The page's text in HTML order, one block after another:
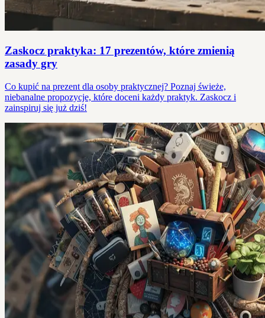
Zaskocz praktyka: 17 prezentów, które zmienią
zasady gry
Co kupić na prezent dla osoby praktycznej? Poznaj świeże,
niebanalne propozycje, które doceni każdy praktyk. Zaskocz i
zainspiruj się już dziś!